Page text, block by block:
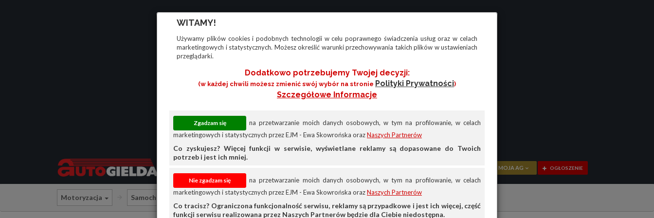
WITAMY!
Używamy plików cookies i podobnych technologii w celu poprawnego świadczenia usług oraz w celach
marketingowych i statystycznych. Możesz określić warunki przechowywania takich plików w ustawieniach
przeglądarki.
Dodatkowo potrzebujemy Twojej decyzji:
(w każdej chwili możesz zmienić swój wybór na stronie Polityki Prywatności)
Szczegółowe Informacje
na przetwarzanie moich danych osobowych, w tym na profilowanie, w celach
marketingowych i statystycznych przez EJM - Ewa Skowrońska orazNaszych Partnerów
Co zyskujesz? Więcej funkcji w serwisie, wyświetlane reklamy są dopasowane do Twoich
potrzeb i jest ich mniej.
na przetwarzanie moich danych osobowych, w tym na profilowanie, w celach
marketingowych i statystycznych przez EJM - Ewa Skowrońska orazNaszych Partnerów
Co tracisz? Ograniczona funkcjonalność serwisu, reklamy są przypadkowe i jest ich więcej, część
funkcji serwisu realizowana przez Naszych Partnerów będzie dla Ciebie niedostępna.
MOJA AG
PRZEGLĄD
OGŁOSZENIE
Motoryzacja Samochody osobowe Inne